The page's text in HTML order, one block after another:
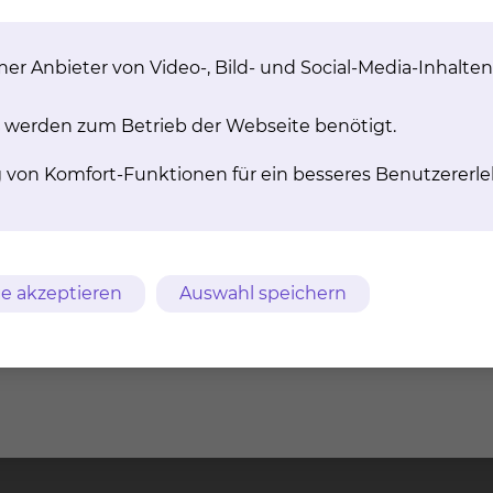
Klinikums Braunschweig gGmbH decken das
besteht.
Anbieter von Video-, Bild- und Social-Media-
werden zum Betrieb der Webseite benötigt.
Komfort-Funktionen für ein besseres
akzeptieren Auswahl speichern